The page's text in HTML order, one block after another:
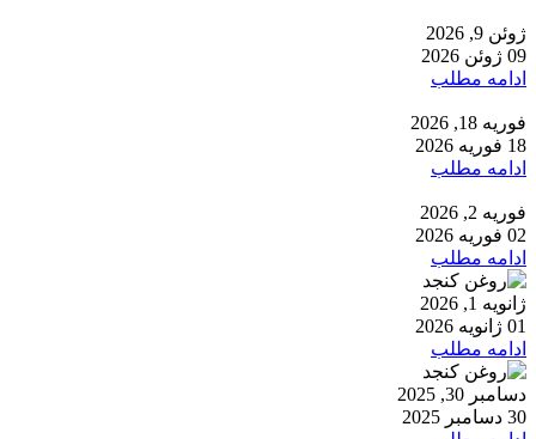
ژوئن 9, 2026
09 ژوئن 2026
ادامه مطلب
فوریه 18, 2026
18 فوریه 2026
ادامه مطلب
فوریه 2, 2026
02 فوریه 2026
ادامه مطلب
ژانویه 1, 2026
01 ژانویه 2026
ادامه مطلب
دسامبر 30, 2025
30 دسامبر 2025